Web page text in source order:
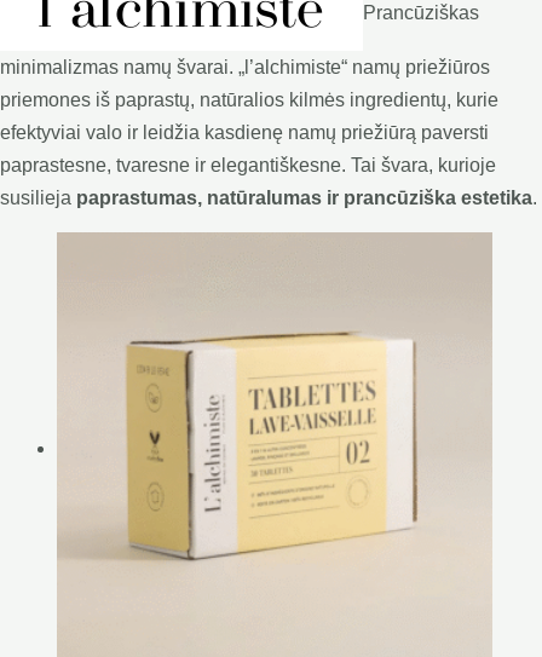
Prancūziškas
minimalizmas namų švarai. „l’alchimiste“ namų priežiūros
priemones iš paprastų, natūralios kilmės ingredientų, kurie
efektyviai valo ir leidžia kasdienę namų priežiūrą paversti
paprastesne, tvaresne ir elegantiškesne. Tai švara, kurioje
susilieja paprastumas, natūralumas ir prancūziška estetika.